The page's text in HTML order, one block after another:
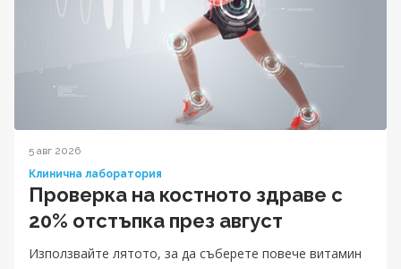
5 авг 2026
Клинична лаборатория
Проверка на костното здраве с
20% отстъпка през август
Използвайте лятото, за да съберете повече витамин